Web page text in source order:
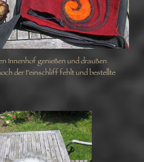
Innenhof genießen und draußen
der Feinschliff fehlt und bestellte